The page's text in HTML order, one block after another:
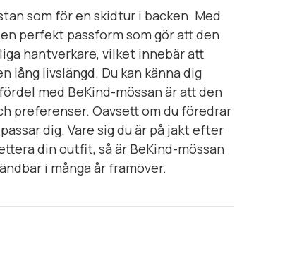
som för en skidtur i backen. Med
perfekt passform som gör att den
hantverkare, vilket innebär att
lång livslängd. Du kan känna dig
med BeKind-mössan är att den
preferenser. Oavsett om du föredrar
dig. Vare sig du är på jakt efter
din outfit, så är BeKind-mössan
i många år framöver.